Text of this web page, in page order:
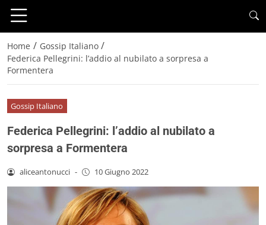
Home / Gossip Italiano /
Federica Pellegrini: l’addio al nubilato a sorpresa a
Formentera
Gossip Italiano
Federica Pellegrini: l’addio al nubilato a
sorpresa a Formentera
aliceantonucci - 10 Giugno 2022